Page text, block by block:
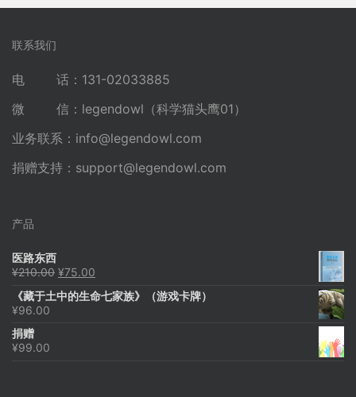
联系我们
电 话：131-02033885
微 信：legendowl（科学猫头鹰01）
业务联系： info@legendowl.com
捐赠支持： support@legendowl.com
产品
医路东西
¥210.00 原
为：
¥75.00
价
《藏于土中的生命七家族》（游戏卡牌）
¥96.00
捐赠
¥99.00